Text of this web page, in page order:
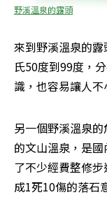
野溪溫泉的露頭
來到野溪溫泉的
氏50度到99度，
識，也容易讓人不
另一個野溪溫泉
的文山溫泉，是
了不少經費整修
成1死10傷的落石